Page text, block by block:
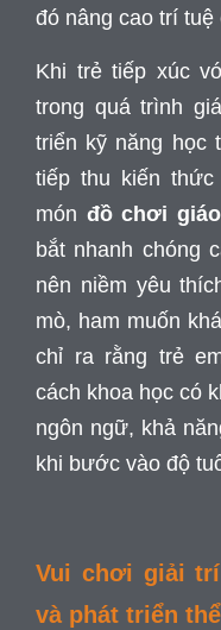
đó nâng cao trí tuệ
Khi trẻ tiếp xúc
trong quá trình
triển kỹ năng học
tiếp thu kiến
món đồ chơi
bắt nhanh chóng
nên niềm yêu
mò, ham muốn
chỉ ra rằng trẻ
cách khoa học có
ngôn ngữ, khả
khi bước vào độ
Vui chơi giải
và phát triển